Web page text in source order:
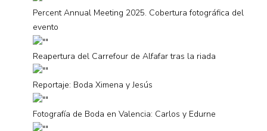
Percent Annual Meeting 2025. Cobertura fotográfica del
evento
Reapertura del Carrefour de Alfafar tras la riada
Reportaje: Boda Ximena y Jesús
Fotografía de Boda en Valencia: Carlos y Edurne